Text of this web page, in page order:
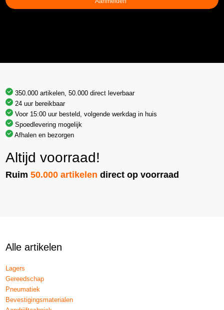
350.000 artikelen, 50.000 direct leverbaar
24 uur bereikbaar
Voor 15:00 uur besteld, volgende werkdag in huis
Spoedlevering mogelijk
Afhalen en bezorgen
Altijd voorraad!
Ruim50.000 artikelen direct op voorraad
Alle artikelen
Lagers
Gereedschap
Pneumatiek
Bevestigingsmaterialen